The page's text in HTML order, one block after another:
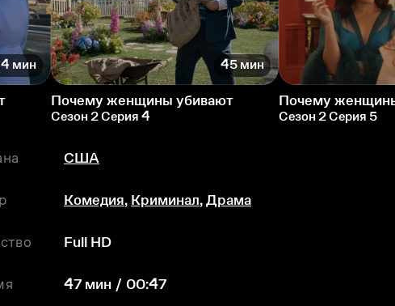
мин 45 мин
Почему женщины убивают
Сезон 2 Серия 4
Почему
Сезон 2 Серия 5
США
Комедия, Криминал, Драма
Full HD
47 мин / 00:47